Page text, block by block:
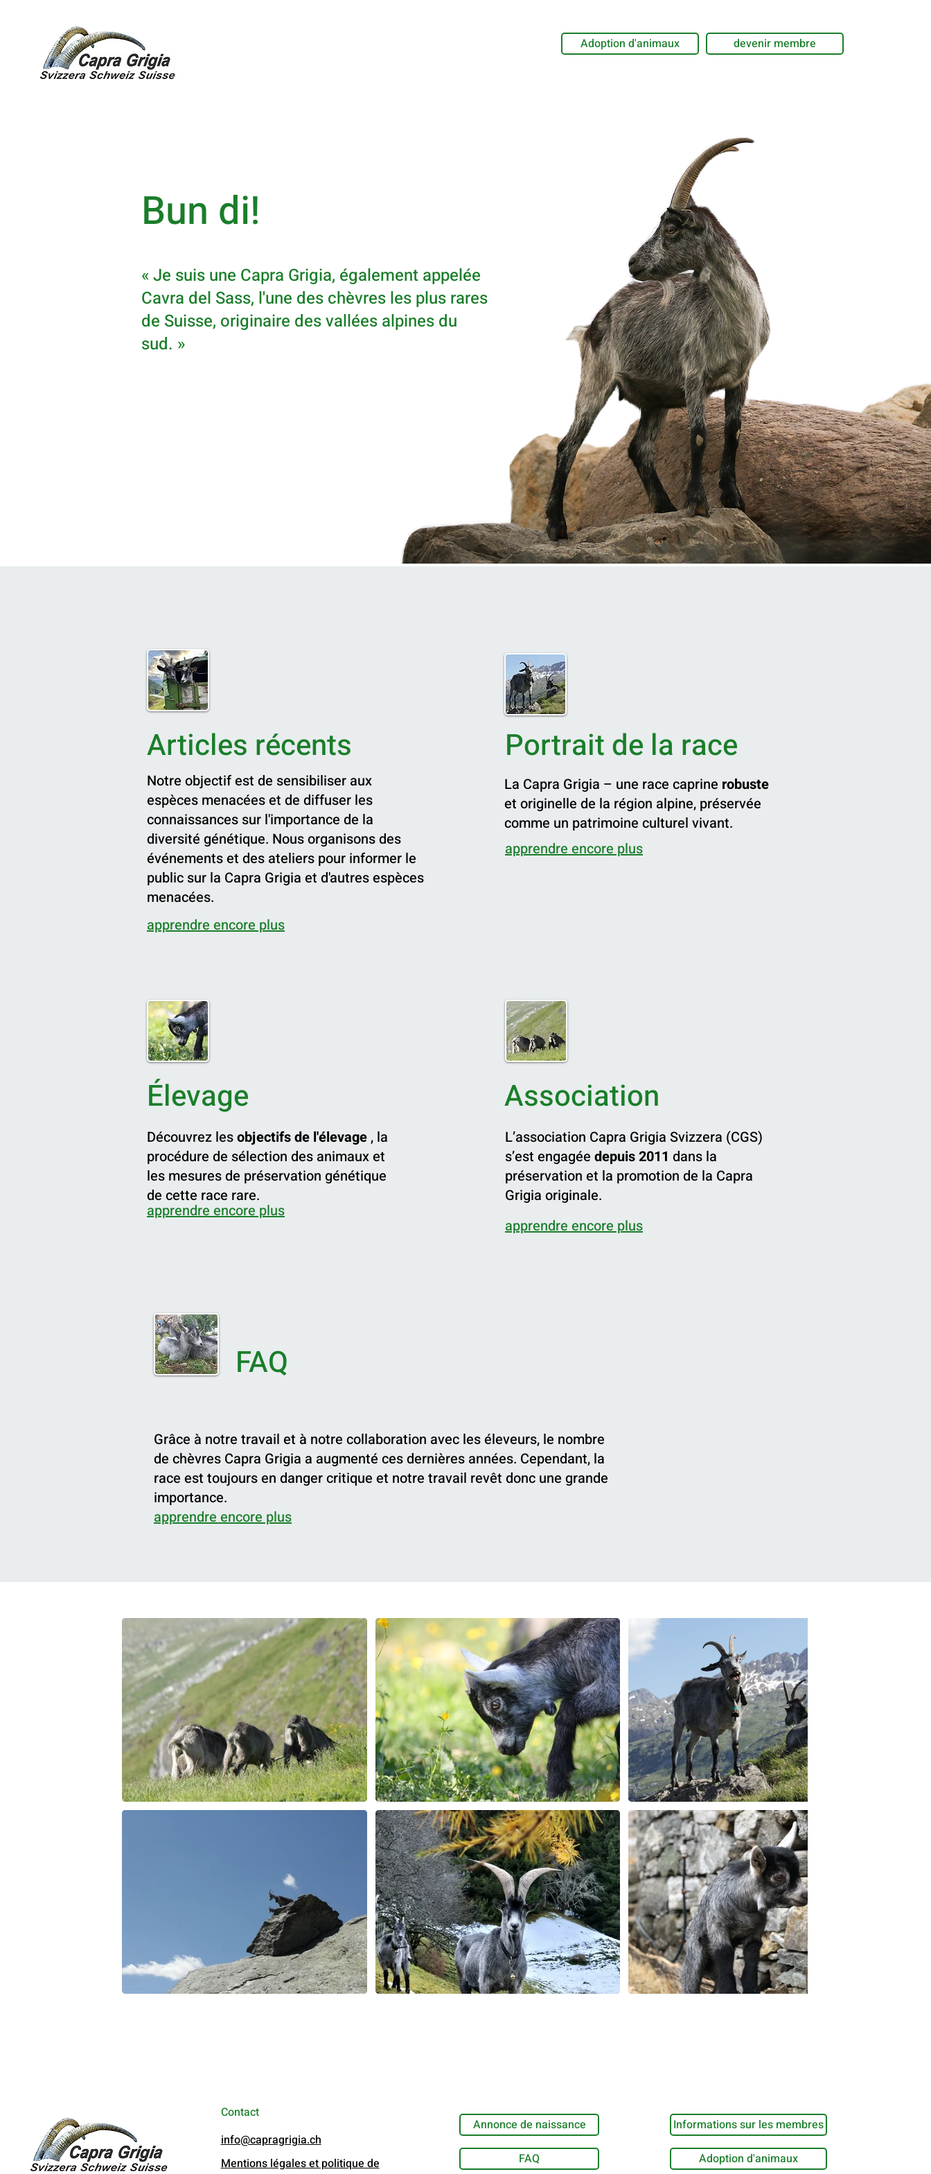
devenir membre
Adoption d'animaux
Bun di!
« Je suis une Capra Grigia, également appelée
Cavra del Sass, l'une des chèvres les plus rares
de Suisse, originaire des vallées alpines du
sud. »
Articles récents
Notre objectif est de sensibiliser aux
espèces menacées et de diffuser les
connaissances sur l'importance de la
diversité génétique. Nous organisons des
événements et des ateliers pour informer le
public sur la Capra Grigia et d'autres espèces
menacées.
apprendre encore plus
Portrait de la race
La Capra Grigia – une race caprine robuste
et originelle de la région alpine, préservée
comme un patrimoine culturel vivant.
apprendre encore plus
Élevage
Découvrez lesobjectifs de l'élevage, la
procédure de sélection des animaux et
les mesures de préservation génétique
de cette race rare.
apprendre encore plus
Association
L’association Capra Grigia Svizzera (CGS)
s’est engagée depuis 2011 dans la
préservation et la promotion de la Capra
Grigia originale.
apprendre encore plus
FAQ
Grâce à notre travail et à notre collaboration avec les éleveurs, le nombre
de chèvres Capra Grigia a augmenté ces dernières années. Cependant, la
race est toujours en danger critique et notre travail revêt donc une grande
importance.
apprendre encore plus
Contact
info@capragrigia.ch
Mentions légales et politique de
Annonce de naissance
FAQ
Informations sur les membres
Adoption d'animaux